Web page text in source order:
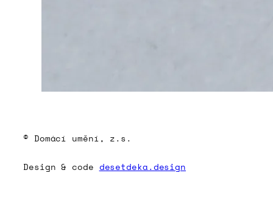
© Domácí umění, z.s.
Design & code desetdeka.design